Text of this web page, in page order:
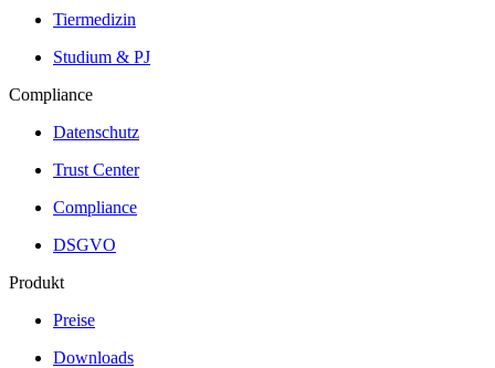
Tiermedizin
Studium & PJ
Compliance
Datenschutz
Trust Center
Compliance
DSGVO
Produkt
Preise
Downloads